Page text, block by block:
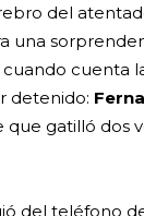
del
una
cuenta
detenido:
que gatilló dos
del teléfono